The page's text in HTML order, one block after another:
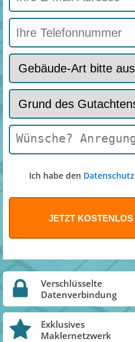
Ich habe den Datenschutz
Verschlüsselte
Datenverbindung
Exklusives
Maklernetzwerk